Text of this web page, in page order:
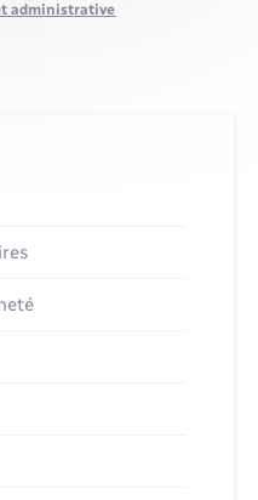
administrative